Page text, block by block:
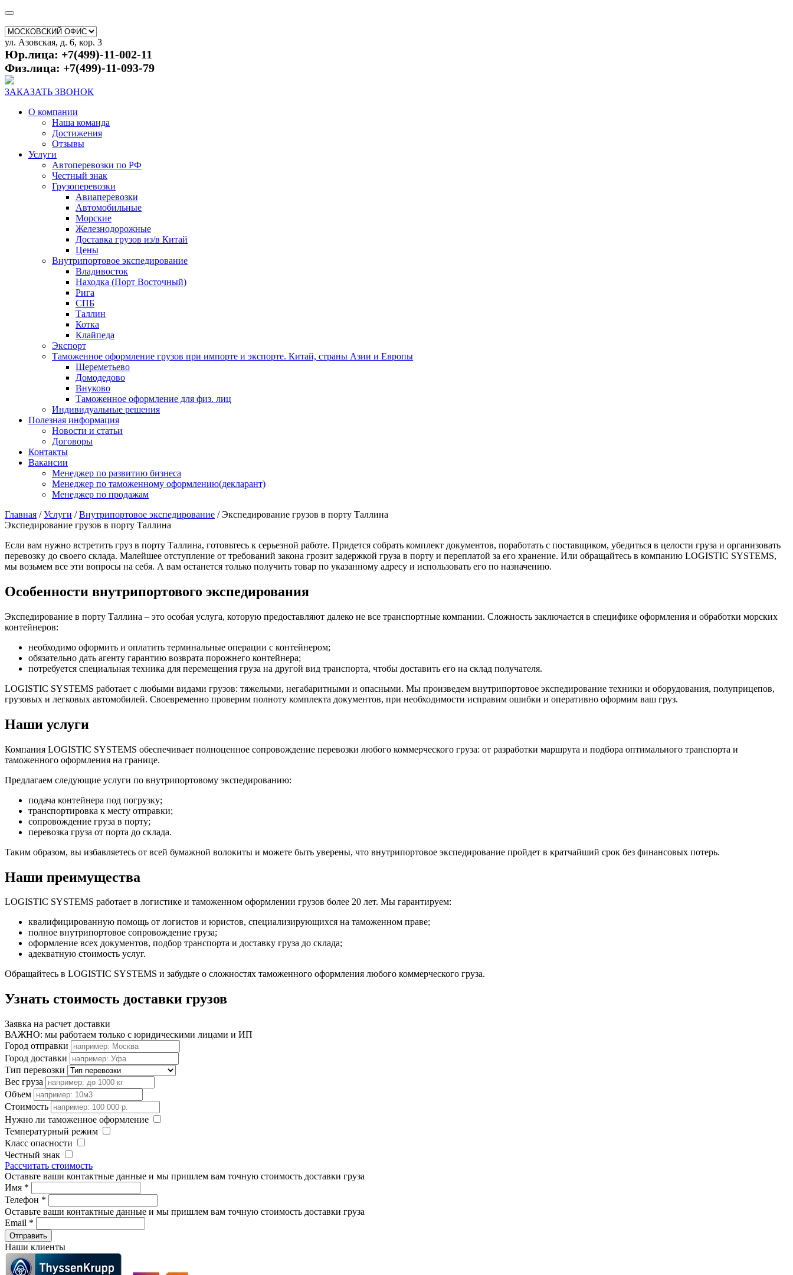
ул. Азовская, д. 6, кор. 3
Юр.лица: +7(499)-11-002-11
Физ.лица: +7(499)-11-093-79
ЗАКАЗАТЬ ЗВОНОК
О компании
Наша команда
Достижения
Отзывы
Услуги
Автоперевозки по РФ
Честный знак
Грузоперевозки
Авиаперевозки
Автомобильные
Морские
Железнодорожные
Доставка грузов из/в Китай
Цены
Внутрипортовое экспедирование
Владивосток
Находка (Порт Восточный)
Рига
СПБ
Таллин
Котка
Клайпеда
Экспорт
Таможенное оформление грузов при импорте и экспорте. Китай, страны Азии и Европы
Шереметьево
Домодедово
Внуково
Таможенное оформление для физ. лиц
Индивидуальные решения
Полезная информация
Новости и статьи
Договоры
Контакты
Вакансии
Менеджер по развитию бизнеса
Менеджер по таможенному оформлению(декларант)
Менеджер по продажам
Главная /Услуги /Внутрипортовое экспедирование /Экспедирование грузов в порту Таллина
Экспедирование грузов в порту Таллина
Если вам нужно встретить груз в порту Таллина, готовьтесь к серьезной работе. Придется собрать комплект документов, поработать с поставщиком, убедиться в целости груза и организовать
перевозку до своего склада. Малейшее отступление от требований закона грозит задержкой груза в порту и переплатой за его хранение. Или обращайтесь в компанию LOGISTIC SYSTEMS,
мы возьмем все эти вопросы на себя. А вам останется только получить товар по указанному адресу и использовать его по назначению.
Особенности внутрипортового экспедирования
Экспедирование в порту Таллина – это особая услуга, которую предоставляют далеко не все транспортные компании. Сложность заключается в специфике оформления и обработки морских
контейнеров:
необходимо оформить и оплатить терминальные операции с контейнером;
обязательно дать агенту гарантию возврата порожнего контейнера;
потребуется специальная техника для перемещения груза на другой вид транспорта, чтобы доставить его на склад получателя.
LOGISTIC SYSTEMS работает с любыми видами грузов: тяжелыми, негабаритными и опасными. Мы произведем внутрипортовое экспедирование техники и оборудования, полуприцепов,
грузовых и легковых автомобилей. Своевременно проверим полноту комплекта документов, при необходимости исправим ошибки и оперативно оформим ваш груз.
Наши услуги
Компания LOGISTIC SYSTEMS обеспечивает полноценное сопровождение перевозки любого коммерческого груза: от разработки маршрута и подбора оптимального транспорта и
таможенного оформления на границе.
Предлагаем следующие услуги по внутрипортовому экспедированию:
подача контейнера под погрузку;
транспортировка к месту отправки;
сопровождение груза в порту;
перевозка груза от порта до склада.
Таким образом, вы избавляетесь от всей бумажной волокиты и можете быть уверены, что внутрипортовое экспедирование пройдет в кратчайший срок без финансовых потерь.
Наши преимущества
LOGISTIC SYSTEMS работает в логистике и таможенном оформлении грузов более 20 лет. Мы гарантируем:
квалифицированную помощь от логистов и юристов, специализирующихся на таможенном праве;
полное внутрипортовое сопровождение груза;
оформление всех документов, подбор транспорта и доставку груза до склада;
адекватную стоимость услуг.
Обращайтесь в LOGISTIC SYSTEMS и забудьте о сложностях таможенного оформления любого коммерческого груза.
Узнать стоимость доставки грузов
Заявка на расчет доставки
ВАЖНО: мы работаем только с юридическими лицами и ИП
Город отправки
Город доставки
Тип перевозки
Вес груза
Объем
Стоимость
Нужно ли таможенное оформление
Температурный режим
Класс опасности
Честный знак
Рассчитать стоимость
Оставьте ваши контактные данные и мы пришлем вам точную стоимость доставки груза
Имя *
Телефон *
Оставьте ваши контактные данные и мы пришлем вам точную стоимость доставки груза
Email *
Наши клиенты